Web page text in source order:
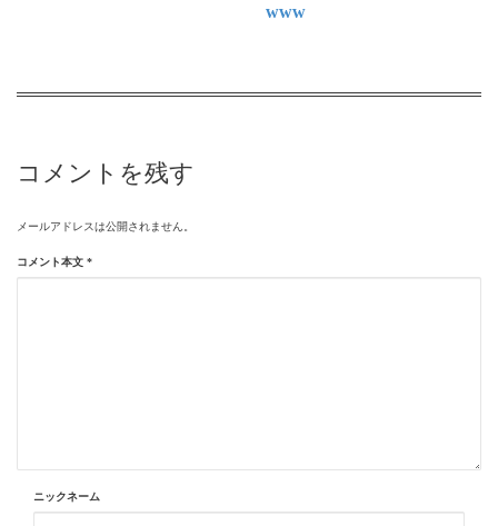
www
コメントを残す
メールアドレスは公開されません。
コメント本文 *
ニックネーム